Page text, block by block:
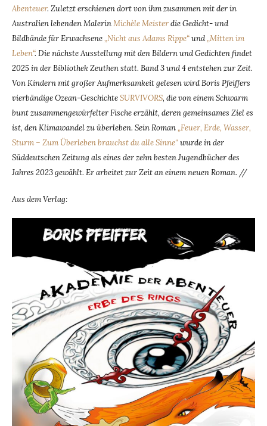
Abenteuer. Zuletzt erschienen dort von ihm zusammen mit der in
Australien lebenden MalerinMichèle Meisterdie Gedicht- und
Bildbände für Erwachsene„Nicht aus Adams Rippe“und„Mitten im
Leben“. Die nächste Ausstellung mit den Bildern und Gedichten findet
2025 in der Bibliothek Zeuthen statt. Band 3 und 4 entstehen zur Zeit.
Von Kindern mit großer Aufmerksamkeit gelesen wird Boris Pfeiffers
vierbändige Ozean-GeschichteSURVIVORS, die von einem Schwarm
bunt zusammengewürfelter Fische erzählt, deren gemeinsames Ziel es
ist, den Klimawandel zu überleben. Sein Roman„Feuer, Erde, Wasser,
Sturm – Zum Überleben brauchst du alle Sinne“wurde in der
Süddeutschen Zeitung als eines der zehn besten Jugendbücher des
Jahres 2023 gewählt. Er arbeitet zur Zeit an einem neuen Roman. //
Aus dem Verlag: